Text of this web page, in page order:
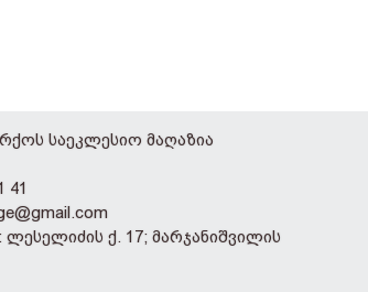
საეკლესიო მაღაზია
41
ქ. 17; მარჯანიშვილის